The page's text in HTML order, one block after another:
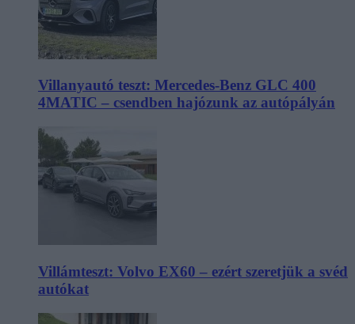
Villanyautó teszt: Mercedes-Benz GLC 400
4MATIC – csendben hajózunk az autópályán
Villámteszt: Volvo EX60 – ezért szeretjük a svéd
autókat